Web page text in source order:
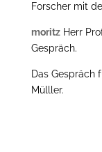
Forscher mit
moritzHerr
Gespräch.
Das Gespräch
Mülller.